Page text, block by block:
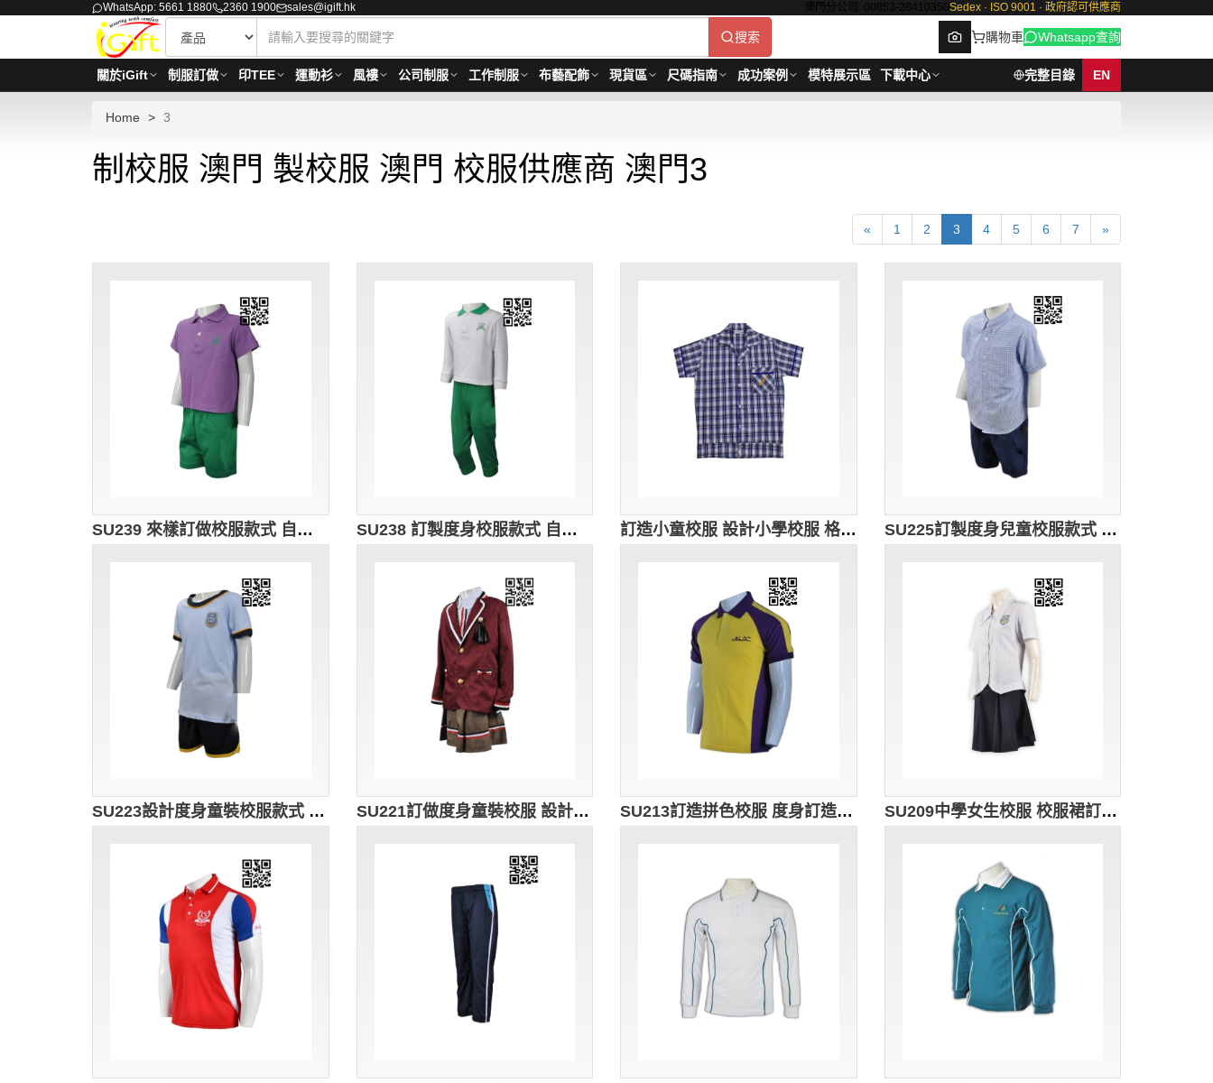
WhatsApp: 5661 1880 2360 1900 sales@igift.hk 澳門分公司: 00853-28410350 Sedex · ISO 9001 · 政府認可供應商
搜索 購物車 Whatsapp查詢
關於iGift 制服訂做 印TEE 運動衫 風褸 公司制服 工作制服 布藝配飾 現貨區 尺碼指南 成功案例 模特展示區 下載中心 完整目錄 EN
Home 3
制校服 澳門 製校服 澳門 校服供應商 澳門3
« 1 2 3 4 5 6 7 »
SU239 來樣訂做校服款式 自製繡花LOGO校服款式 香港幼稚園 夏季校服 Greenfield 綠茵 製作校服款式 校服製造商 SU238 訂製度身校服款式 自訂小學校服款式 香港幼稚園 冬季校服 Greenfield 綠茵 製作冬裝校服款式 校服工廠 訂造小童校服 設計小學校服 格仔 澳洲 學校 校服 大量訂造小學校服 校服制服公司 SU227 SU225訂製度身兒童校服款式 自訂兒童男裝校服款式 博才小學 男童夏天恤衫校服 設計校服款式 校服專營
SU223設計度身童裝校服款式 訂製運動服校服款式 博才小學 夏天體育校服 自製校服款式 校服供應商 SU221訂做度身童裝校服 設計三件套校服 秋冬校服 百褶裙 自訂裙裝校服 校服製衣廠 SU213訂造拼色校服 度身訂造校服 PE衫 體育衫 運動服 設計大碼校服 校友會 舊生紀念 校服制服公司 SU209中學女生校服 校服裙訂造 校服經典款式 中學校服團體訂購 校服中心